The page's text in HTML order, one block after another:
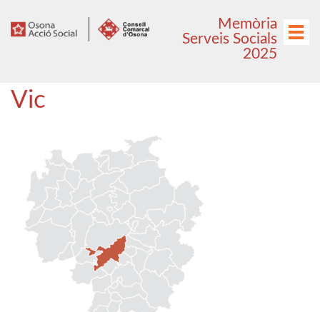
Menú
Memòria
Serveis Socials
2025
Vic